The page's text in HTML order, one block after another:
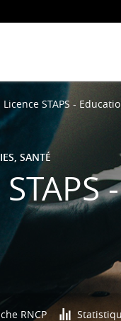
Licence STAPS -
SANTÉ
RNCP